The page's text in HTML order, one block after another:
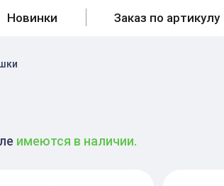
Новинки Заказ по артикулу
имеются в наличии.